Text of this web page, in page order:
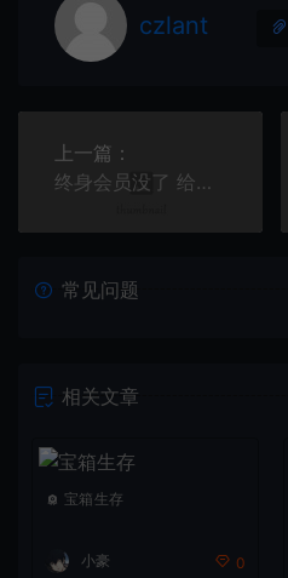
czlant
上一篇：
终身会员没了 给补了个包月的
常见问题
相关文章
宝箱生存
小豪 0